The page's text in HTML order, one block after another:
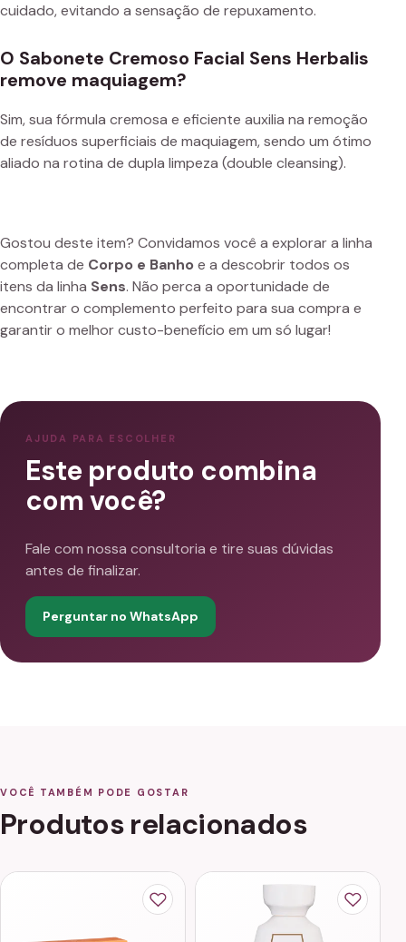
cuidado, evitando a sensação de repuxamento.
O Sabonete Cremoso Facial Sens Herbalis
remove maquiagem?
Sim, sua fórmula cremosa e eficiente auxilia na remoção
de resíduos superficiais de maquiagem, sendo um ótimo
aliado na rotina de dupla limpeza (double cleansing).
Gostou deste item? Convidamos você a explorar a linha
completa de Corpo e Banho e a descobrir todos os
itens da linha Sens. Não perca a oportunidade de
encontrar o complemento perfeito para sua compra e
garantir o melhor custo-benefício em um só lugar!
AJUDA PARA ESCOLHER
Este produto combina
com você?
Fale com nossa consultoria e tire suas dúvidas
antes de finalizar.
Perguntar no WhatsApp
VOCÊ TAMBÉM PODE GOSTAR
Produtos relacionados